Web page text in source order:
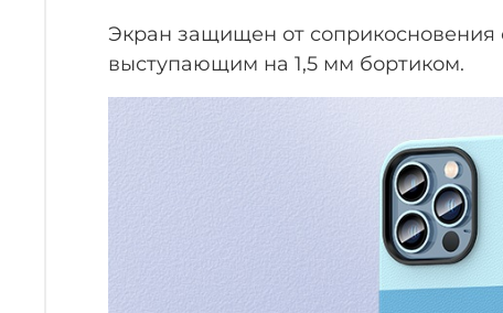
Экран защищен от соприкосновения
выступающим на 1,5 мм бортиком.